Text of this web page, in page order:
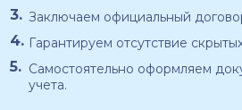
Заключаем официальный
Гарантируем отсутствие
Самостоятельно оформляем
учета.